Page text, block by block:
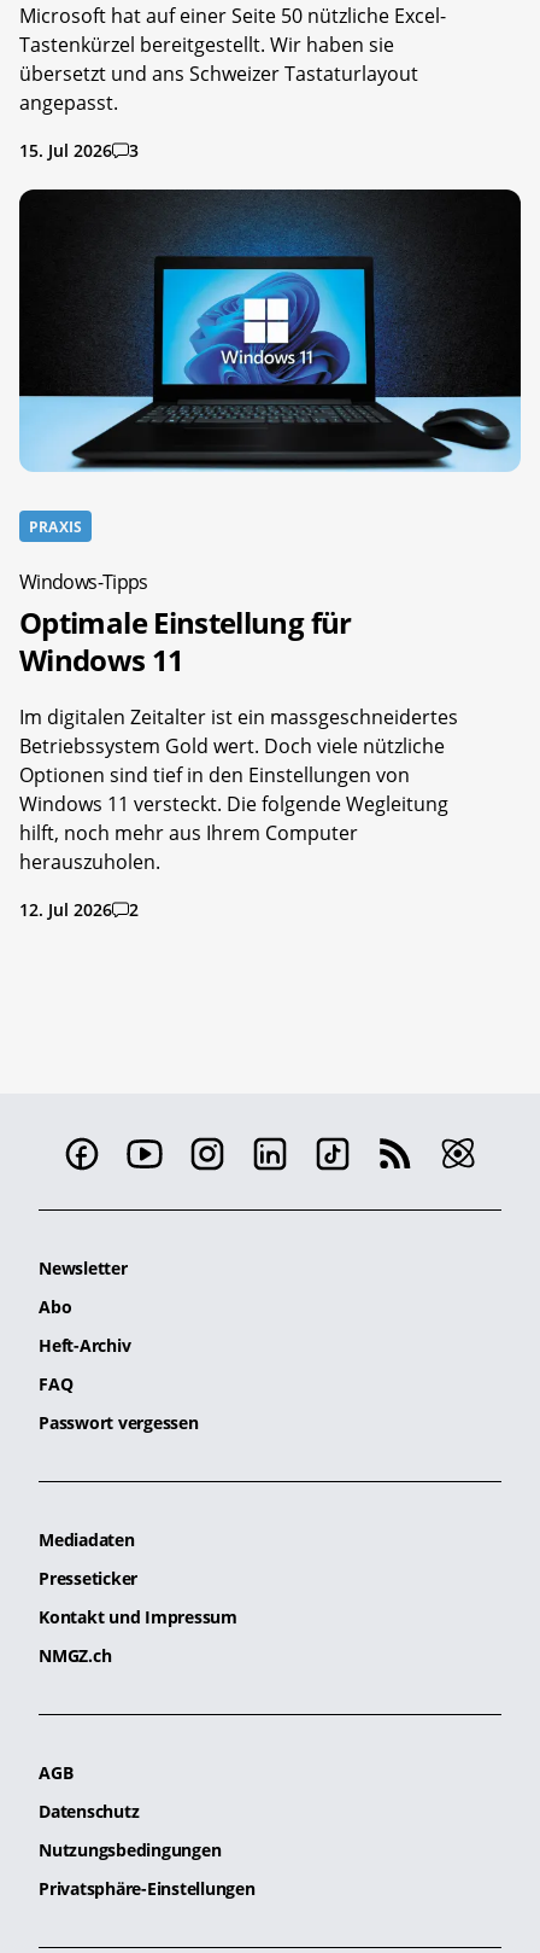
Microsoft hat auf einer Seite 50 nützliche Excel-
Tastenkürzel bereitgestellt. Wir haben sie
übersetzt und ans Schweizer Tastaturlayout
angepasst.
15. Jul 2026 3
PRAXIS
Windows-Tipps
Optimale Einstellung für
Windows 11
Im digitalen Zeitalter ist ein massgeschneidertes
Betriebssystem Gold wert. Doch viele nützliche
Optionen sind tief in den Einstellungen von
Windows 11 versteckt. Die folgende Wegleitung
hilft, noch mehr aus Ihrem Computer
herauszuholen.
12. Jul 2026 2
Newsletter
Abo
Heft-Archiv
FAQ
Passwort vergessen
Mediadaten
Presseticker
Kontakt und Impressum
NMGZ.ch
AGB
Datenschutz
Nutzungsbedingungen
Privatsphäre-Einstellungen